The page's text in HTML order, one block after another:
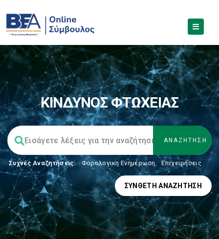
ΚΙΝΔΥΝΟΣ ΦΤΩΧΕΙΑΣ
Συχνές Αναζητήσεις: Φορολογικη Ενημέρωση, Επιχειρήσεις
ΣΎΝΘΕΤΗ ΑΝΑΖΉΤΗΣΗ